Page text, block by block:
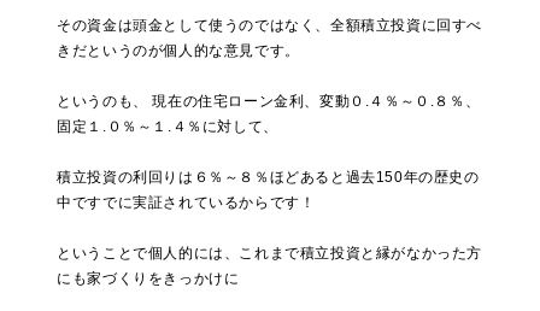
その資金は頭金として使うのではなく、全額積立投資に回すべ
きだというのが個人的な意見です。
というのも、 現在の住宅ローン金利、変動０.４％～０.８％、
固定１.０％～１.４％に対して、
積立投資の利回りは６％～８％ほどあると過去150年の歴史の
中ですでに実証されているからです！
ということで個人的には、これまで積立投資と縁がなかった方
にも家づくりをきっかけに